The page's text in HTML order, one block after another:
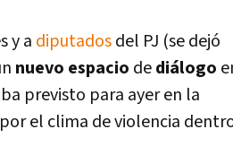
y a diputadosdel PJ (se dejó
nuevo espacio dediálogo
previsto para ayer en la
el clima de violencia